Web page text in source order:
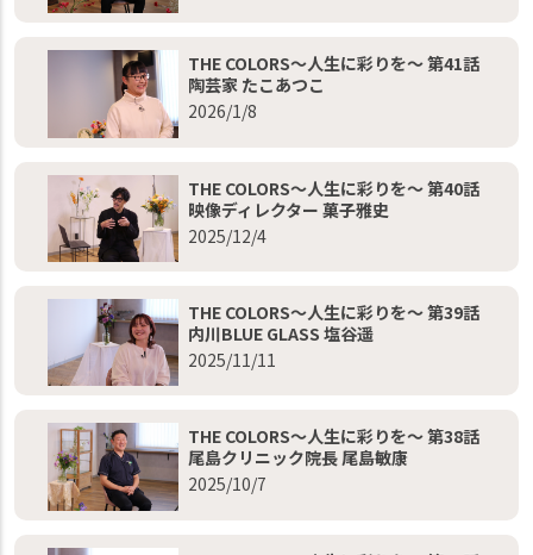
THE COLORS～人生に彩りを～ 第41話
陶芸家 たこあつこ
2026/1/8
THE COLORS～人生に彩りを～ 第40話
映像ディレクター 菓子雅史
2025/12/4
THE COLORS～人生に彩りを～ 第39話
内川BLUE GLASS 塩谷遥
2025/11/11
THE COLORS～人生に彩りを～ 第38話
尾島クリニック院長 尾島敏康
2025/10/7